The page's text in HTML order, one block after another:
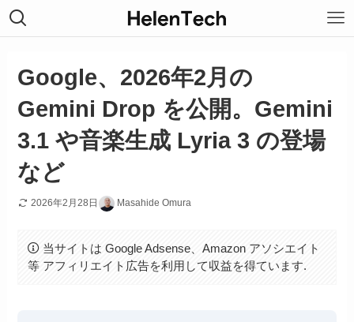
Google、2026年2月の
Gemini Drop を公開。Gemini
3.1 や音楽生成 Lyria 3 の登場
など
2026年2月28日 Masahide Omura
当サイトは Google Adsense、Amazon アソシエイト
等 アフィリエイト広告を利用して収益を得ています.